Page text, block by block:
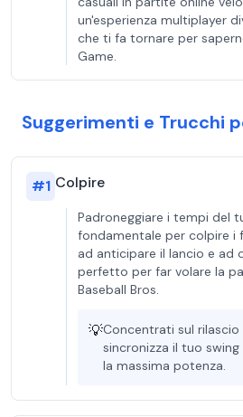
un'esperienza multiplayer
che ti fa tornare per
Game.
Suggerimenti e Trucchi
#1 Colpire
Padroneggiare i tempi del
fondamentale per colpire i
ad anticipare il lancio e ad
perfetto per far volare la
Baseball Bros.
💡Concentrati sul
sincronizza il tuo
la massima potenza.